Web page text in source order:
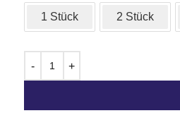
1 Stück 2 Stück